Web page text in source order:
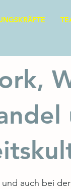
auch bei